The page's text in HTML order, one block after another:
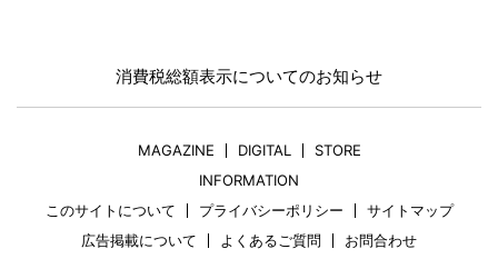
消費税総額表示についてのお知らせ
MAGAZINE DIGITAL
STORE
INFORMATION
このサイトについて
プライバシーポリシー
サイトマップ
広告掲載について
よくあるご質問
お問合わせ